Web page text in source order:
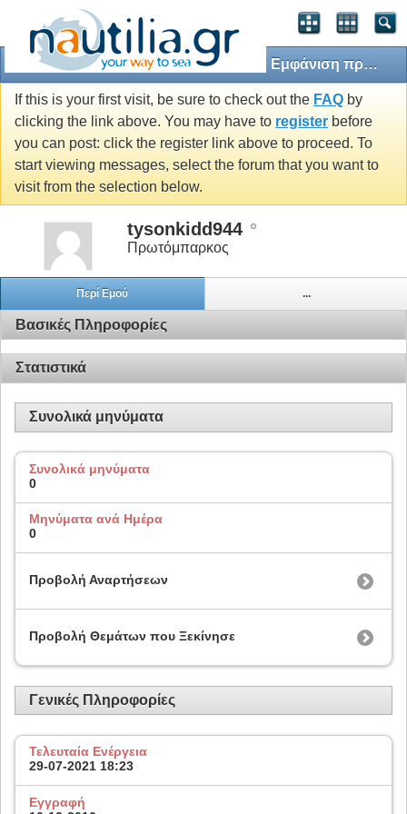
Εμφάνιση προφίλ: tysonkidd944
If this is your first visit, be sure to check out the FAQ by
clicking the link above. You may have to register before
you can post: click the register link above to proceed. To
start viewing messages, select the forum that you want to
visit from the selection below.
tysonkidd944
Πρωτόμπαρκος
Περί Εμού ...
Βασικές Πληροφορίες
Στατιστικά
Συνολικά μηνύματα
Συνολικά μηνύματα
0
Μηνύματα ανά Ημέρα
0
Προβολή Αναρτήσεων
Προβολή Θεμάτων που Ξεκίνησε
Γενικές Πληροφορίες
Τελευταία Ενέργεια
29-07-2021 18:23
Εγγραφή